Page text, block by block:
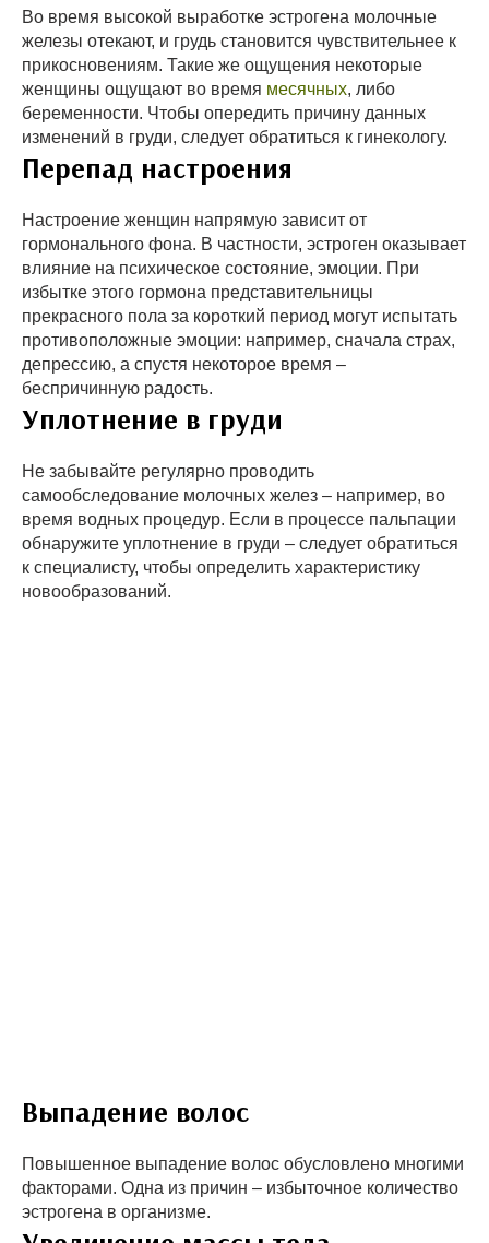
Во время высокой выработке эстрогена молочные
железы отекают, и грудь становится чувствительнее к
прикосновениям. Такие же ощущения некоторые
женщины ощущают во время месячных, либо
беременности. Чтобы опередить причину данных
изменений в груди, следует обратиться к гинекологу.
Перепад настроения
Настроение женщин напрямую зависит от
гормонального фона. В частности, эстроген оказывает
влияние на психическое состояние, эмоции. При
избытке этого гормона представительницы
прекрасного пола за короткий период могут испытать
противоположные эмоции: например, сначала страх,
депрессию, а спустя некоторое время –
беспричинную радость.
Уплотнение в груди
Не забывайте регулярно проводить
самообследование молочных желез – например, во
время водных процедур. Если в процессе пальпации
обнаружите уплотнение в груди – следует обратиться
к специалисту, чтобы определить характеристику
новообразований.
Выпадение волос
Повышенное выпадение волос обусловлено многими
факторами. Одна из причин – избыточное количество
эстрогена в организме.